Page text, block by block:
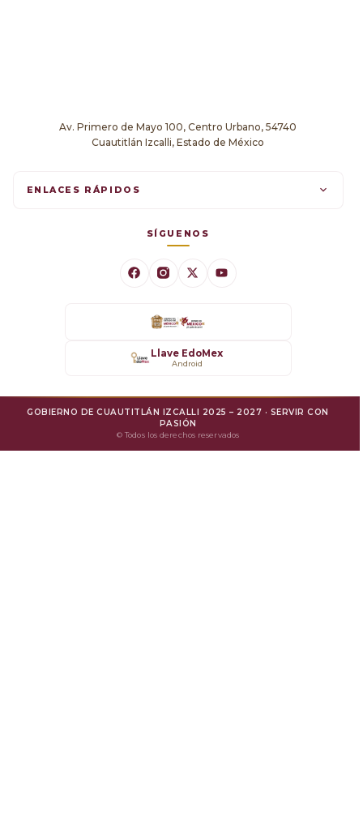
Av. Primero de Mayo 100, Centro Urbano, 54740
Cuautitlán Izcalli, Estado de México
ENLACES RÁPIDOS
Mejora Regulatoria
SÍGUENOS
Llave EdoMex
Android
GOBIERNO DE CUAUTITLÁN IZCALLI 2025 – 2027 · SERVIR CON
PASIÓN
© Todos los derechos reservados